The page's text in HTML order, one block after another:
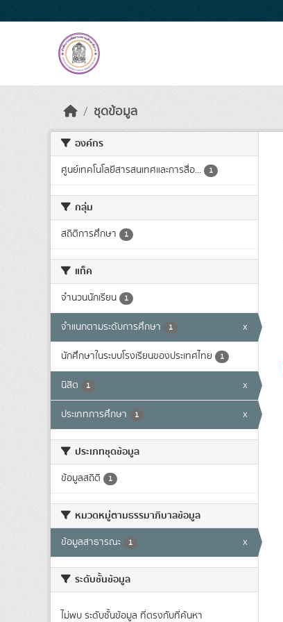
ชุดข้อมูล
องค์กร
ศูนย์เทคโนโลยีสารสนเทศและการสื่อ... 1
กลุ่ม
สถิติการศึกษา 1
แท็ค
จำนวนนักเรียน 1
จำแนกตามระดับการศึกษา 1 x
นักศึกษาในระบบโรงเรียนของประเทศไทย 1
นิสิต 1 x
ประเภทการศึกษา 1 x
ประเภทชุดข้อมูล
ข้อมูลสถิติ 1
หมวดหมู่ตามธรรมาภิบาลข้อมูล
ข้อมูลสาธารณะ 1 x
ระดับชั้นข้อมูล
ไม่พบ ระดับชั้นข้อมูล ที่ตรงกับที่ค้นหา